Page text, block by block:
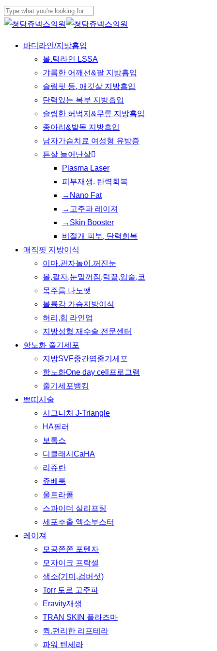
Skip
to
content
Close
Menu
바디라인/지방흡입
볼.턱라인 LSSA
갸름한 어깨선&팔 지방흡입
슬림핏 등, 애깃살 지방흡입
탄력있는 복부 지방흡입
슬림한 허벅지&무릎 지방흡입
종아리&발목 지방흡입
남자가슴치료 여성형 유방증
튼살 늘어난살
Plasma Laser
피부재생. 탄력회복
→Nano Fat
→고주파 레이져
→Skin Booster
비절개 피부, 탄력회복
매직핏 지방이식
이마.관자놀이.꺼진눈
볼,팔자,눈밑꺼짐,턱끝,입술,코
목주름 나노팻
볼륨감 가슴지방이식
허리,힙 라인업
지방성형 재수술 전문센터
항노화 줄기세포
지방SVF중간엽줄기세포
항노화One day cell프로그램
줄기세포뱅킹
쁘띠시술
시그니처 J-Triangle
HA필러
보톡스
디클래시CaHA
리쥬란
쥬베룩
울트라콜
스파이더 실리프팅
세포추출 엑소부스터
레이져
모공쫀쫀 포텐자
모자이크 프락셀
색소(기미,검버섯)
Torr 토르 고주파
Eravity재생
TRAN SKIN 플라즈마
퀵.편리한 리프테라
파워 텐세라